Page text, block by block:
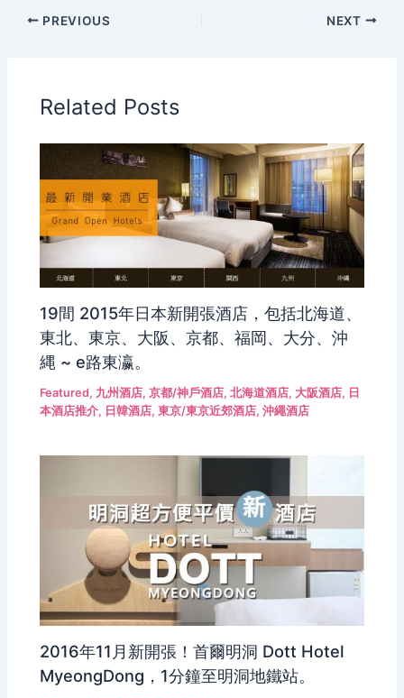
PREVIOUS NEXT
Related Posts
19間 2015年日本新開張酒店，包括北海道、
東北、東京、大阪、京都、福岡、大分、沖
縄 ~ e路東瀛。
Featured, 九州酒店,京都/神戶酒店,北海道酒店, 大阪酒店, 日
本酒店推介, 日韓酒店,東京/東京近郊酒店,沖繩酒店
2016年11月新開張！首爾明洞 Dott Hotel
MyeongDong，1分鐘至明洞地鐵站。